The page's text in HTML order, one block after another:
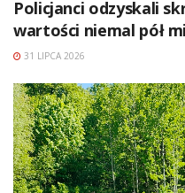
Policjanci odzyskali
wartości niemal pół
31 LIPCA 2026